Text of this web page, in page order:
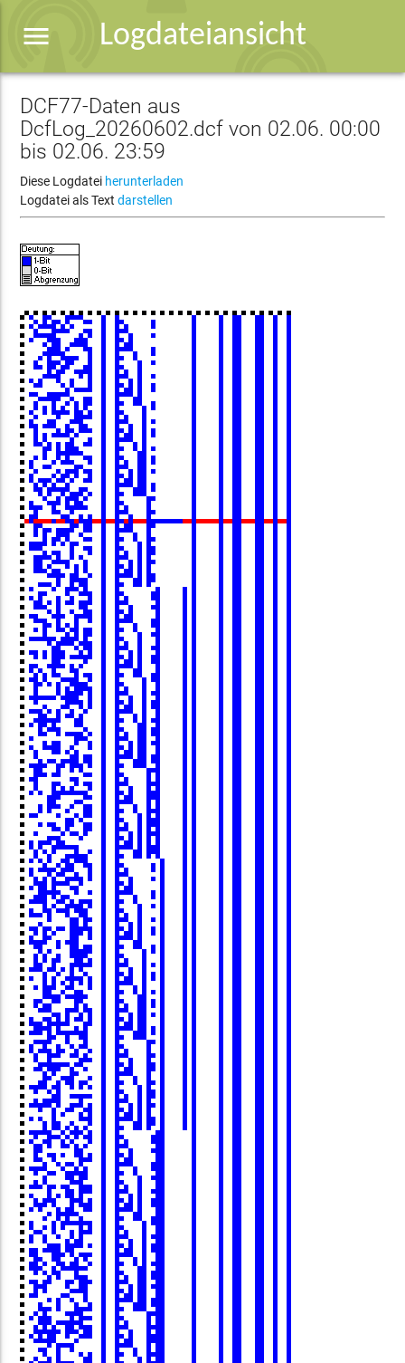
Logdateiansicht
menu
DCF77-Daten aus
DcfLog_20260602.dcf von 02.06. 00:00
bis 02.06. 23:59
Diese Logdatei herunterladen
Logdatei als Textdarstellen